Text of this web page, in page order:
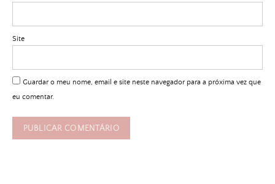
Site
Guardar o meu nome, email e site neste navegador para a próxima vez que
eu comentar.